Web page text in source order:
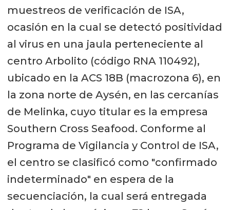
muestreos de verificación de ISA,
ocasión en la cual se detectó positividad
al virus en una jaula perteneciente al
centro Arbolito (código RNA 110492),
ubicado en la ACS 18B (macrozona 6), en
la zona norte de Aysén, en las cercanías
de Melinka, cuyo titular es la empresa
Southern Cross Seafood. Conforme al
Programa de Vigilancia y Control de ISA,
el centro se clasificó como "confirmado
indeterminado" en espera de la
secuenciación, la cual será entregada